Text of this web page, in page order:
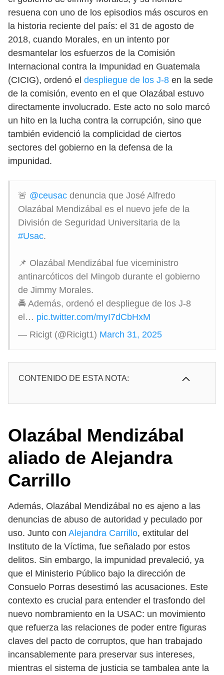
resuena con uno de los episodios más oscuros en
la historia reciente del país: el 31 de agosto de
2018, cuando Morales, en un intento por
desmantelar los esfuerzos de la Comisión
Internacional contra la Impunidad en Guatemala
(CICIG), ordenó el despliegue de los J-8 en la sede
de la comisión, evento en el que Olazábal estuvo
directamente involucrado. Este acto no solo marcó
un hito en la lucha contra la corrupción, sino que
también evidenció la complicidad de ciertos
sectores del gobierno en la defensa de la
impunidad.
🚨 @ceusac denuncia que José Alfredo
Olazábal Mendizábal es el nuevo jefe de la
División de Seguridad Universitaria de la
#Usac.
📌 Olazábal Mendizábal fue viceministro
antinarcóticos del Mingob durante el gobierno
de Jimmy Morales.
🚔 Además, ordenó el despliegue de los J-8
el… pic.twitter.com/myI7dCbHxM
— Ricigt (@Ricigt1) March 31, 2025
CONTENIDO DE ESTA NOTA:
Olazábal Mendizábal
aliado de Alejandra
Carrillo
Además, Olazábal Mendizábal no es ajeno a las
denuncias de abuso de autoridad y peculado por
uso. Junto con Alejandra Carrillo, extitular del
Instituto de la Víctima, fue señalado por estos
delitos. Sin embargo, la impunidad prevaleció, ya
que el Ministerio Público bajo la dirección de
Consuelo Porras desestimó las acusaciones. Este
contexto es crucial para entender el trasfondo del
nuevo nombramiento en la USAC: un movimiento
que refuerza las relaciones de poder entre figuras
claves del pacto de corruptos, que han trabajado
incansablemente para preservar sus intereses,
mientras el sistema de justicia se tambalea ante la